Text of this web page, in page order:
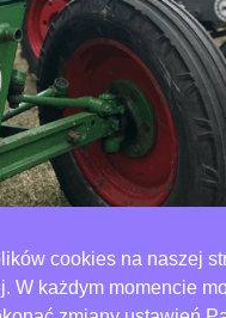
cookies na naszej
W każdym momencie